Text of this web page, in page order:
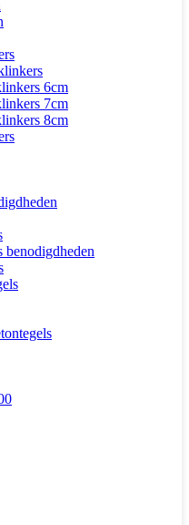
6cm
7cm
8cm
benodigdheden